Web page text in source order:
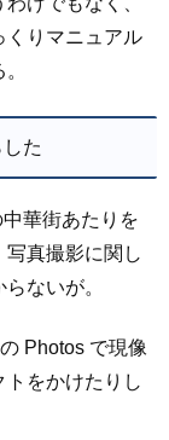
くりマニュアル
た
華街あたりを
真撮影に関し
ないが。
Photos で現像
をかけたりし